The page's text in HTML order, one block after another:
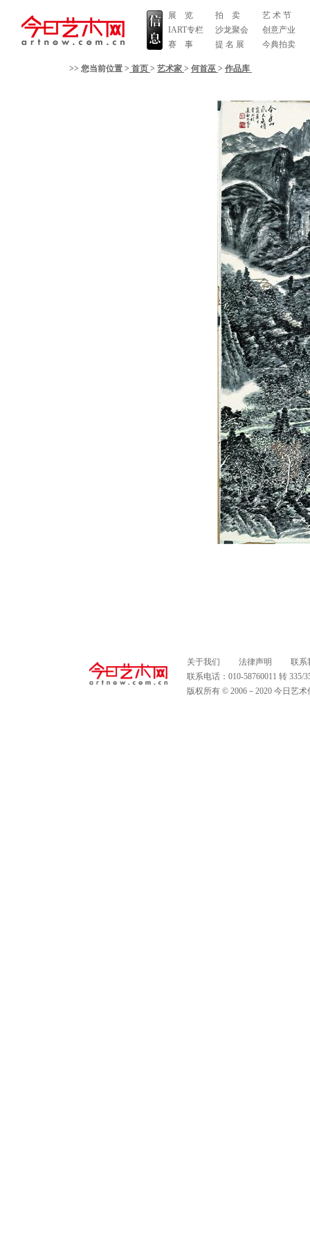
展 览
IART专栏
赛 事
拍 卖
沙龙聚会
提 名 展
艺 术 节
创意产业
今典拍卖
>> 您当前位置 > 首页 > 艺术家 > 何首巫 > 作品库
关于我们 法律声明
联系
联系电话：010-58760011 转
版权所有 © 2006－2020 今日艺